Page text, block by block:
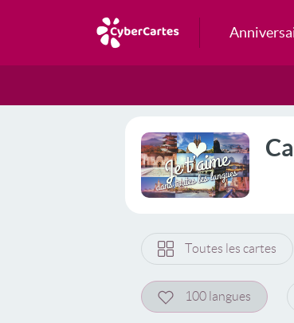
Toutes les cartes
100 langues